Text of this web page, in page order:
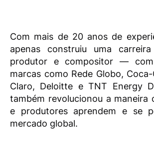
Com mais de 20 anos de
apenas construiu uma
produtor e compositor —
marcas como Rede Globo,
Claro, Deloitte e TNT Energy
também revolucionou a maneira
e produtores aprendem e se
mercado global.